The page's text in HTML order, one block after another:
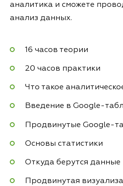
аналитика и сможете
анализ данных.
16 часов теории
20 часов практики
Что такое
Введение в Google-
Продвинутые Google-
Основы статистики
Откуда берутся данные
Продвинутая